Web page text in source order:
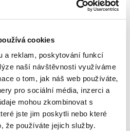
cookies
a reklam, poskytování funkcí
naší návštěvnosti využíváme
o tom, jak náš web používáte,
pro sociální média, inzerci a
mohou zkombinovat s
jste jim poskytli nebo které
že používáte jejich služby.